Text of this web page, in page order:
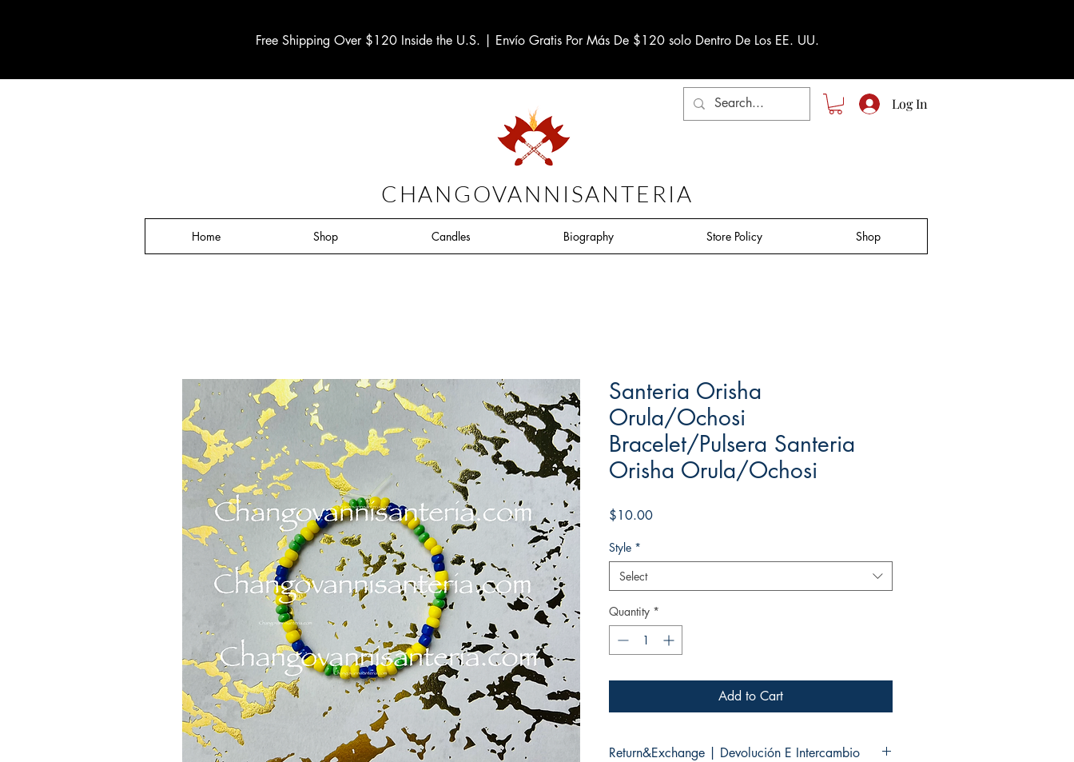
Free Shipping Over $120 Inside the U.S. | Envío Gratis Por Más De $120 solo Dentro De Los EE. UU.
CHANGOVANNISANTERIA
Log In
Home Shop Candles Biography Store Policy Shop
Santeria Orisha
Orula/Ochosi
Bracelet/Pulsera Santeria
Orisha Orula/Ochosi
$10.00Price
Style *
Select
Quantity *
Add to Cart
Return&Exchange | Devolución E Intercambio